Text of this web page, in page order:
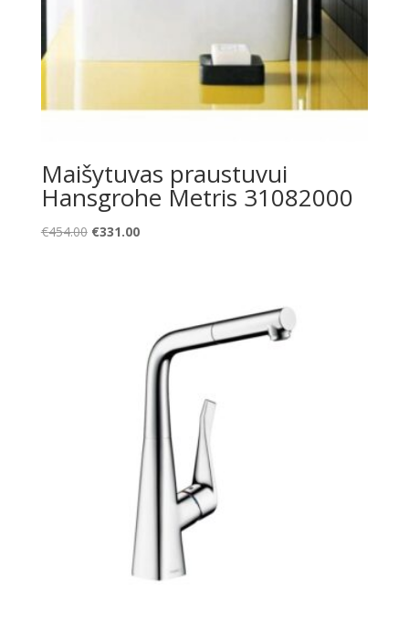
Maišytuvas praustuvui
Hansgrohe Metris 31082000
€454.00 Original
€331.00Current